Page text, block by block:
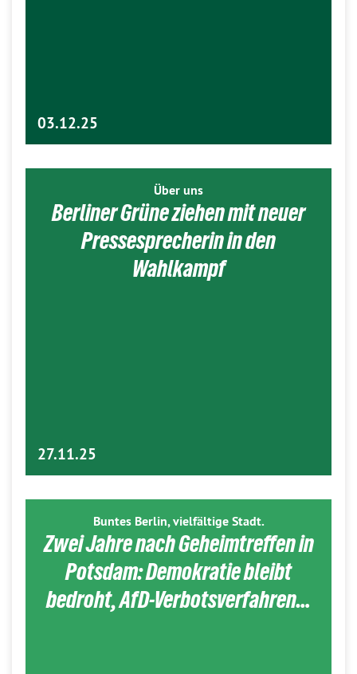
03.12.25
Über uns
Berliner Grüne ziehen mit neuer
Pressesprecherin in den
Wahlkampf
27.11.25
Buntes Berlin, vielfältige Stadt.
Zwei Jahre nach Geheimtreffen in
Potsdam: Demokratie bleibt
bedroht, AfD-Verbotsverfahren…